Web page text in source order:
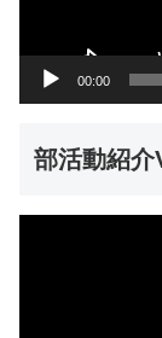
00:00
部活動紹介